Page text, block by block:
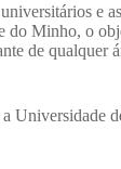
e
do Minho, o
de qualquer
Universidade